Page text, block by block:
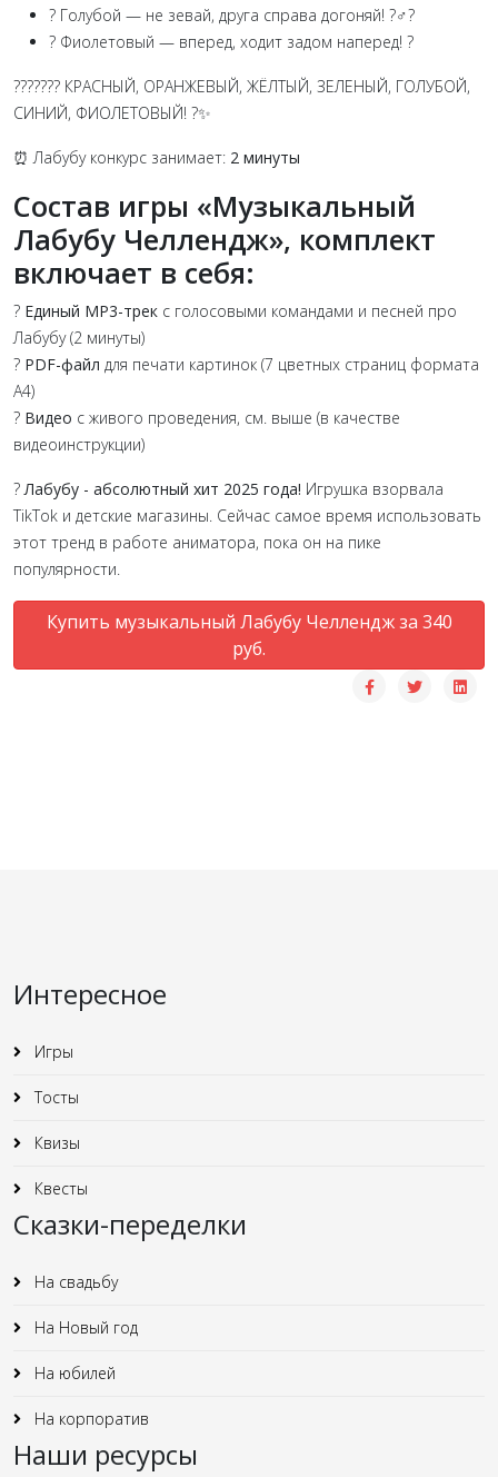
? Голубой — не зевай, друга справа догоняй! ?‍♂️?
? Фиолетовый — вперед, ходит задом наперед! ?
??????? КРАСНЫЙ, ОРАНЖЕВЫЙ, ЖЁЛТЫЙ, ЗЕЛЕНЫЙ, ГОЛУБОЙ,
СИНИЙ, ФИОЛЕТОВЫЙ! ?✨
⏰ Лабубу конкурс занимает: 2 минуты
Состав игры «Музыкальный
Лабубу Челлендж», комплект
включает в себя:
? Единый MP3-трек с голосовыми командами и песней про
Лабубу (2 минуты)
?️ PDF-файл для печати картинок (7 цветных страниц формата
А4)
? Видео с живого проведения, см. выше (в качестве
видеоинструкции)
? Лабубу - абсолютный хит 2025 года! Игрушка взорвала
TikTok и детские магазины. Сейчас самое время использовать
этот тренд в работе аниматора, пока он на пике
популярности.
Купить музыкальный Лабубу Челлендж за 340
руб.
Интересное
Игры
Тосты
Квизы
Квесты
Сказки-переделки
На свадьбу
На Новый год
На юбилей
На корпоратив
Наши ресурсы